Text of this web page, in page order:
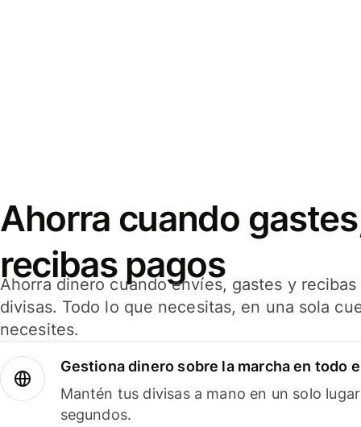
Ahorra cuando
recibas pagos
Ahorra dinero cuando envíes, gastes y
divisas. Todo lo que necesitas, en una sola
necesites.
Gestiona dinero sobre la marcha en todo
Mantén tus divisas a mano en un solo
segundos.